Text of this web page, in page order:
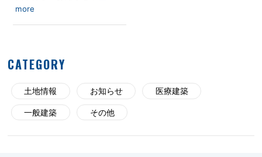
more
CATEGORY
土地情報 お知らせ 医療建築
一般建築 その他